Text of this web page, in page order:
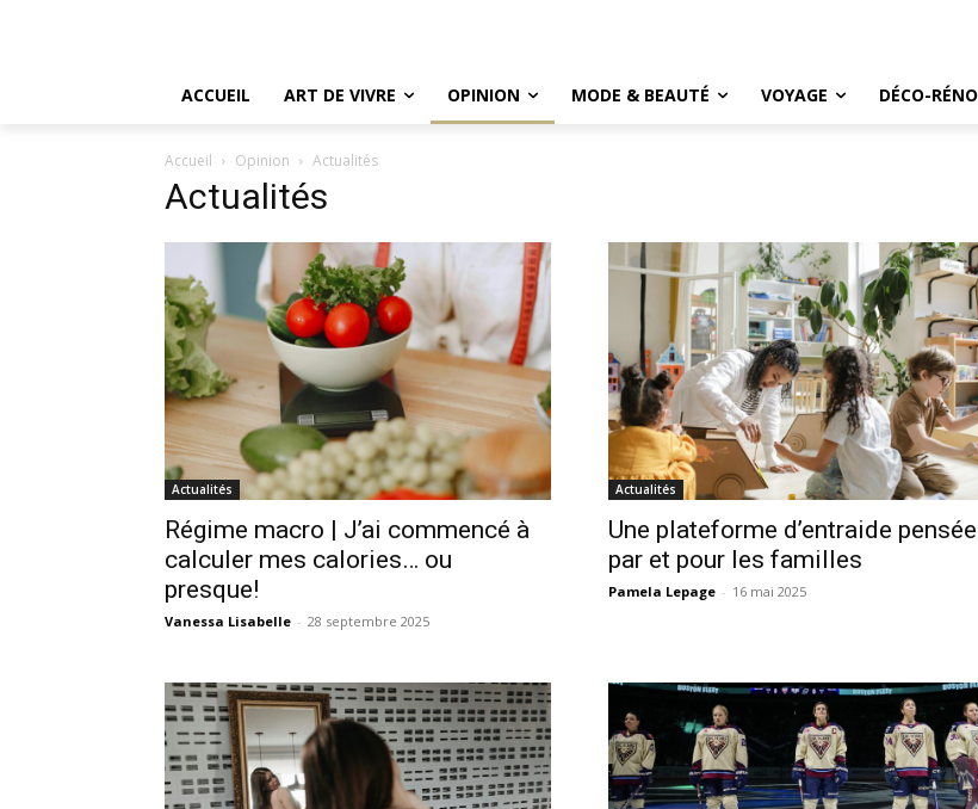
ACCUEIL ART DE VIVRE OPINION MODE & BEAUTÉ VOYAGE DÉCO-RÉNO
Accueil Opinion Actualités
Actualités
Actualités
Régime macro | J’ai commencé à
calculer mes calories… ou
presque!
Vanessa Lisabelle - 28 septembre 2025
Actualités
Une plateforme d’entraide pensée
par et pour les familles
Pamela Lepage - 16 mai 2025